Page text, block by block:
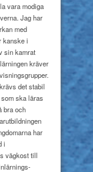
vara modiga
Jag har
med
kanske i
sin kamrat
kräver
det stabil
ska läras
bra och
har
i
vägkost till